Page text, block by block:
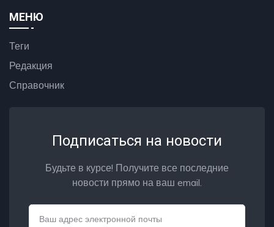
МЕНЮ
Теги
Редакция
Справочник
Подписаться на новости
Будьте в курсе! Получите все последние
новости прямо на ваш email.